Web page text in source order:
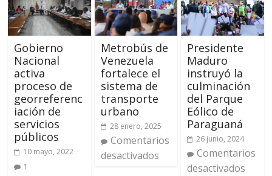
Gobierno
Nacional
activa
proceso de
georreferenc
iación de
servicios
públicos
10 mayo, 2022
1
Metrobús de
Venezuela
fortalece el
sistema de
transporte
urbano
28 enero, 2025
Comentarios
desactivados
Presidente
Maduro
instruyó la
culminación
del Parque
Eólico de
Paraguaná
26 junio, 2024
Comentarios
desactivados